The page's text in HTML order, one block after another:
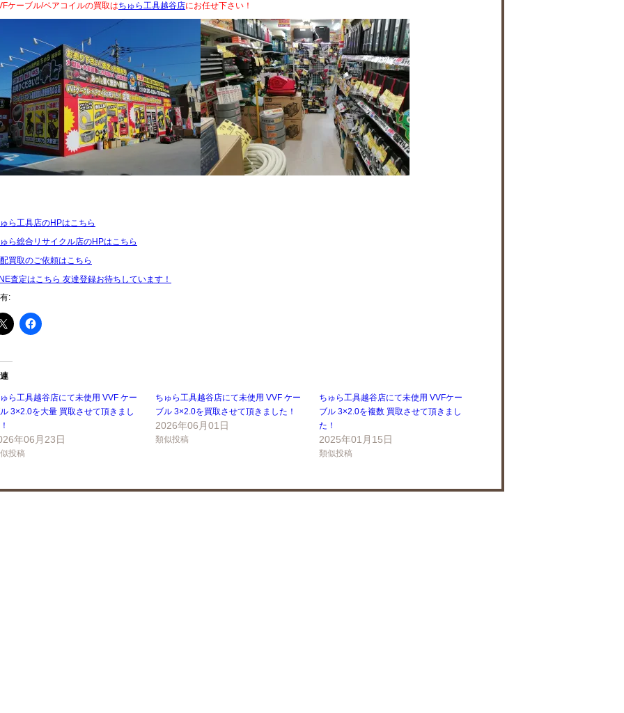
ケーブル/ペアコイルの買取はちゅら工具越谷店にお任せ下さい！
ら工具店のHPはこちら
ら総合リサイクル店のHPはこちら
買取のご依頼はこちら
査定はこちら 友達登録お待ちしています！
:
ら工具越谷店にて未使用 VVF ケー
3×2.0を大量 買取させて頂きまし
年06月23日
投稿
ちゅら工具越谷店にて未使用 VVF ケー
ブル 3×2.0を買取させて頂きました！
2026年06月01日
類似投稿
ちゅら工具越谷店にて未使用 VVFケー
ブル 3×2.0を複数 買取させて頂きまし
た！
2025年01月15日
類似投稿